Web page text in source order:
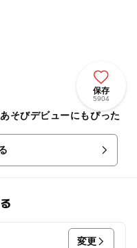
保存
5904
そびデビューにもぴった
変更